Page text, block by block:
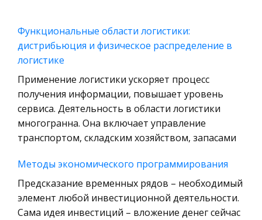
кредитные отношения
Конституционное (государственное) право
зарубежных стран
Муниципальное право России
Радиоэлектроника
Право
Физкультура и Спорт
права
Технология
Уголовное право
Функциональные области логистики:
дистрибьюция и физическое распределение в
логистике
Применение логистики ускоряет процесс
получения информации, повышает уровень
сервиса. Деятельность в области логистики
многогранна. Она включает управление
транспортом, складским хозяйством, запасами
Методы экономического программирования
Предсказание временных рядов – необходимый
элемент любой инвестиционной деятельности.
Сама идея инвестиций – вложение денег сейчас